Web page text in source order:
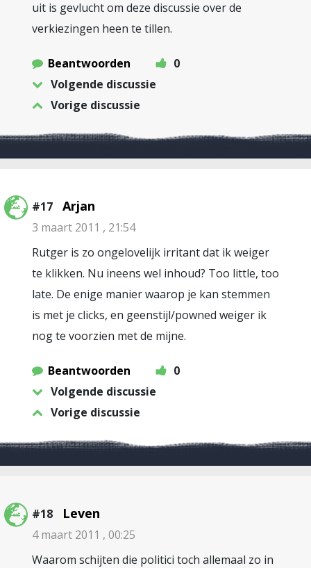
uit is gevlucht om deze discussie over de
verkiezingen heen te tillen.
Beantwoorden
0
Volgende discussie
Vorige discussie
#17 Arjan
3 maart 2011 , 21:54
Rutger is zo ongelovelijk irritant dat ik weiger
te klikken. Nu ineens wel inhoud? Too little, too
late. De enige manier waarop je kan stemmen
is met je clicks, en geenstijl/powned weiger ik
nog te voorzien met de mijne.
Beantwoorden
0
Volgende discussie
Vorige discussie
#18 Leven
4 maart 2011 , 00:25
Waarom schijten die politici toch allemaal zo in